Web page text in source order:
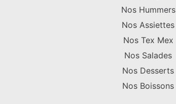
Nos Hummers
Nos Assiettes
Nos Tex Mex
Nos Salades
Nos Desserts
Nos Boissons